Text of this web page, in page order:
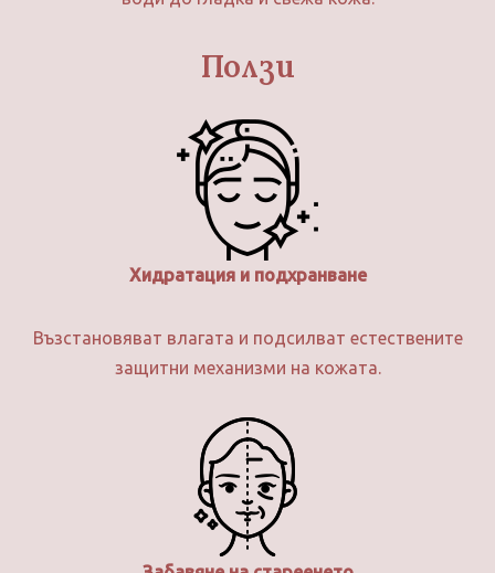
Ползи
Хидратация и подхранване
Възстановяват влагата и подсилват естествените
защитни механизми на кожата.